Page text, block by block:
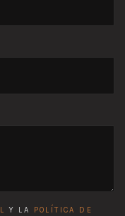
Y LA
POLÍTICA DE